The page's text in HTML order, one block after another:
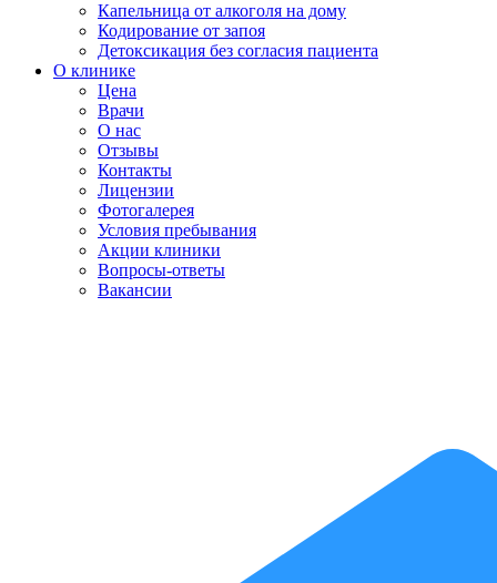
Капельница от алкоголя на дому
Кодирование от запоя
Детоксикация без согласия пациента
О клинике
Цена
Врачи
О нас
Отзывы
Контакты
Лицензии
Фотогалерея
Условия пребывания
Акции клиники
Вопросы-ответы
Вакансии